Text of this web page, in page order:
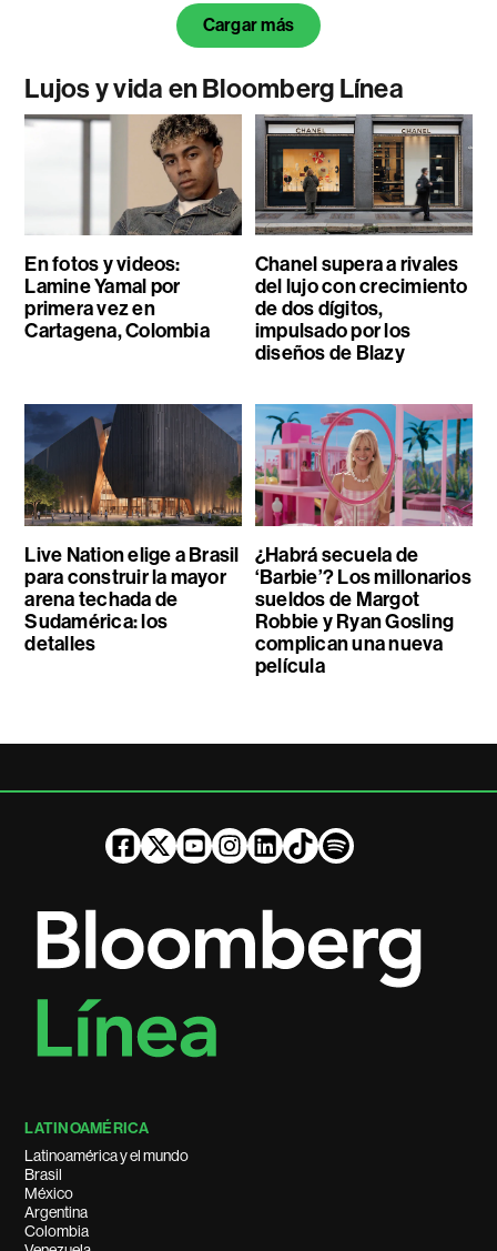
Cargar más
Lujos y vida en Bloomberg Línea
En fotos y videos:
Lamine Yamal por
primera vez en
Cartagena, Colombia
Chanel supera a rivales
del lujo con crecimiento
de dos dígitos,
impulsado por los
diseños de Blazy
Live Nation elige a Brasil
para construir la mayor
arena techada de
Sudamérica: los
detalles
¿Habrá secuela de
‘Barbie’? Los millonarios
sueldos de Margot
Robbie y Ryan Gosling
complican una nueva
película
LATINOAMÉRICA
Latinoamérica y el mundo
Brasil
México
Argentina
Colombia